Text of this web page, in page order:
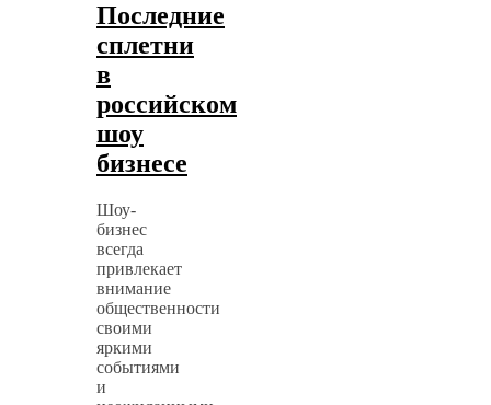
Последние
сплетни
в
российском
шоу
бизнесе
Шоу-
бизнес
всегда
привлекает
внимание
общественности
своими
яркими
событиями
и